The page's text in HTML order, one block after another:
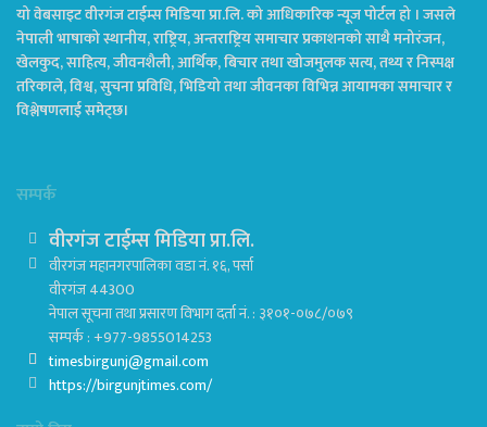
यो वेबसाइट वीरगंज टाईम्स मिडिया प्रा.लि. को आधिकारिक न्यूज पोर्टल हो । जसले
नेपाली भाषाको स्थानीय, राष्ट्रिय, अन्तराष्ट्रिय समाचार प्रकाशनको साथै मनोरंजन,
खेलकुद, साहित्य, जीवनशैली, आर्थिक, बिचार तथा खोजमुलक सत्य, तथ्य र निस्पक्ष
तरिकाले, विश्व, सुचना प्रविधि, भिडियो तथा जीवनका विभिन्न आयामका समाचार र
विश्लेषणलाई समेट्छ।
सम्पर्क
वीरगंज टाईम्स मिडिया प्रा.लि.
वीरगंज महानगरपालिका वडा नं. १६, पर्सा
वीरगंज 44300
नेपाल सूचना तथा प्रसारण विभाग दर्ता नं. : ३१०१-०७८/०७९
सम्पर्क : +977-9855014253
timesbirgunj@gmail.com
https://birgunjtimes.com/